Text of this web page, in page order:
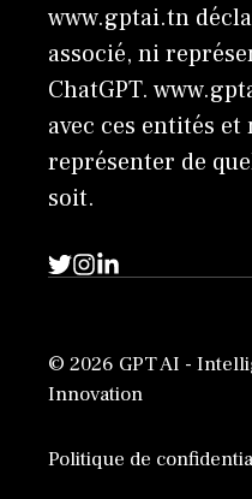
www.gptai.tn
associé, ni
ChatGPT.
avec ces entités et
représenter de
soit.
© 2026 GPT AI -
Innovation
Politique de